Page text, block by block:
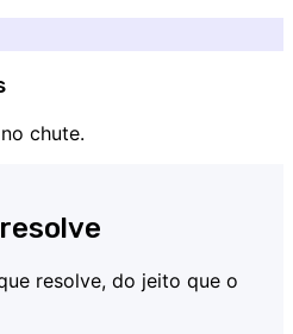
chute.
resolve, do jeito que o